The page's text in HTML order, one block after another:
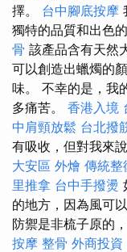
擇。 台中腳底按摩
獨特的品質和出色
骨 該產品含有天然
可以創造出蠟燭的
味。 不幸的是，我
多痛苦。 香港入境
中肩頸放鬆 台北撥
有吸收，但對我來
大安區 外燴 傳統整
里推拿 台中手撥燙
的地方，因為風可
防禦是非梳子原的
按摩 整骨 外商投資